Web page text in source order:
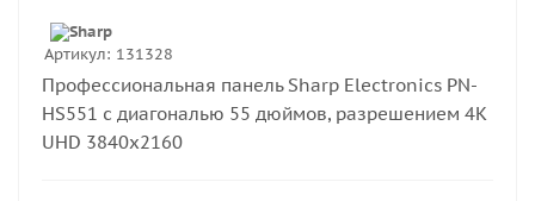
Артикул: 131328
Профессиональная панель Sharp Electronics PN-
HS551 с диагональю 55 дюймов, разрешением 4K
UHD 3840x2160